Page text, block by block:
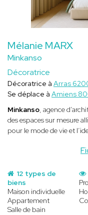
Mélanie MARX
Minkanso
Décoratrice
Décoratrice à Arras
Se déplace à Amiens
Minkanso, agence
des espaces sur mesure
pour le mode de vie et
12 types de
biens
Maison individuelle
Appartement
Salle de bain